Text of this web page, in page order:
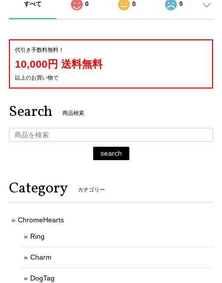
すべて 0 0 0
代引き手数料無料！
10,000円 送料無料
以上のお買い物で
Search 商品検索
search
Category カテゴリー
ChromeHearts
Ring
Charm
DogTag